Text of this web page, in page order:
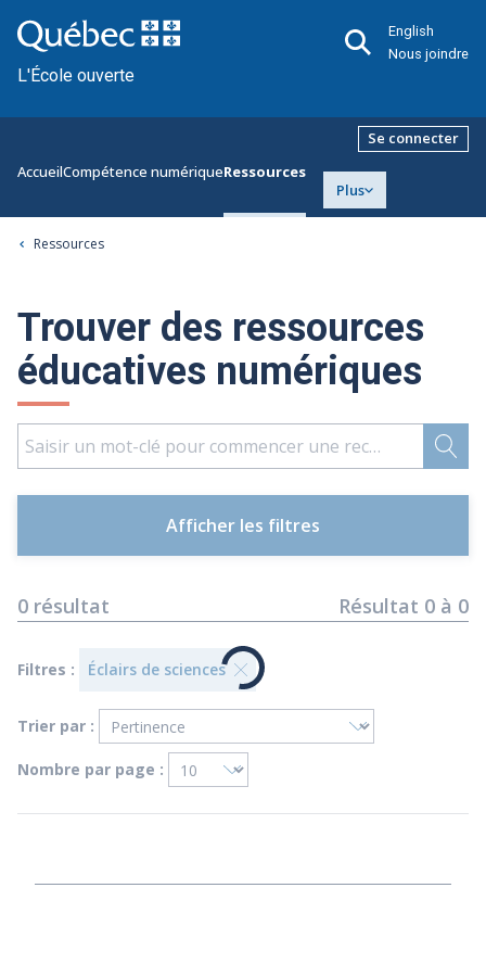
L'École ouverte
English
Nous joindre
AccueilCompétence numériqueRessources
Plus
Se connecter
Ressources
Trouver des ressources
éducatives numériques
Afficher les filtres
0 résultat Résultat 0 à 0
Filtres : Éclairs de sciences
Trier par :
Nombre par page :